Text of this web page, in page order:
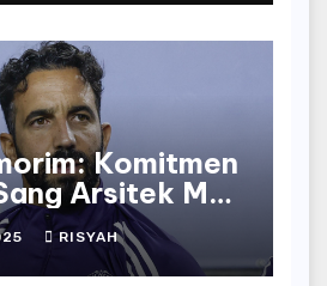
Komitmen
Arsitek Man
RISYAH